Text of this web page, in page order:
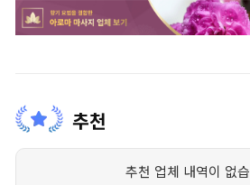
추천
추천 업체 내역이 없